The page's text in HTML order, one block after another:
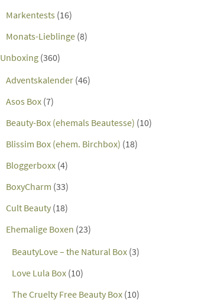
Markentests (16)
Monats-Lieblinge (8)
Unboxing (360)
Adventskalender (46)
Asos Box (7)
Beauty-Box (ehemals Beautesse) (10)
Blissim Box (ehem. Birchbox) (18)
Bloggerboxx (4)
BoxyCharm (33)
Cult Beauty (18)
Ehemalige Boxen (23)
BeautyLove – the Natural Box (3)
Love Lula Box (10)
The Cruelty Free Beauty Box (10)